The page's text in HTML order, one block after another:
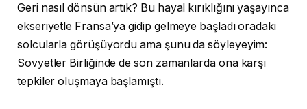
Geri nasıl dönsün artık? Bu hayal kırıklığını yaşayınca
ekseriyetle Fransa’ya gidip gelmeye başladı oradaki
solcularla görüşüyordu ama şunu da söyleyeyim:
Sovyetler Birliğinde de son zamanlarda ona karşı
tepkiler oluşmaya başlamıştı.